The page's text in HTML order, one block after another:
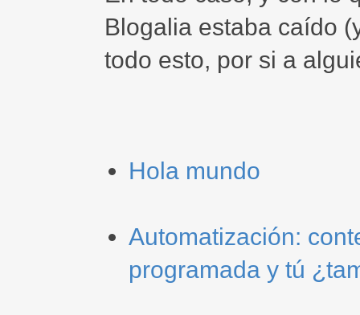
Blogalia estaba caído
todo esto, por si a
Hola mundo
Automatización:
programada y tú